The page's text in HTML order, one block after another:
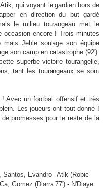
qui voyant le gardien hors de
en direction du but gardé
le milieu tourangeau met le
occasion encore ! Trois minutes
mais Jehle soulage son équipe
son camp en catastrophe (92').
superbe victoire tourangelle,
tant les tourangeaux se sont
Avec un football offensif et très
Les joueurs ont tout donné !
promesses pour le reste de la
Santos, Evandro - Atik (Robic
Gomez (Diarra 77') - N'Diaye